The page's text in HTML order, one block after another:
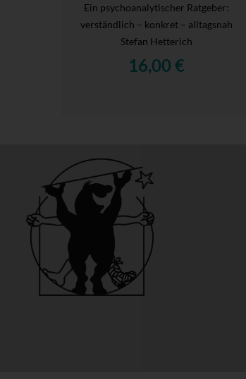
Ein psychoanalytischer Ratgeber:
verständlich – konkret – alltagsnah
Stefan Hetterich
16,00 €